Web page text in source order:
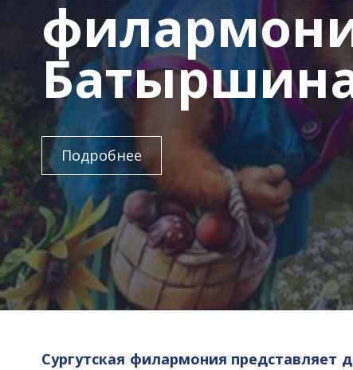
Подробнее
Сургутская филармония